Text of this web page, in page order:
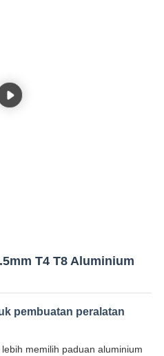
T4 T8 Aluminium
pembuatan peralatan
memilih paduan aluminium